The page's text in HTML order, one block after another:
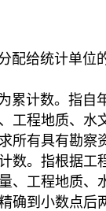
给统计单位
计数。指自
工程地质、
所有具有勘察
数。指根据
、工程地质
确到小数点